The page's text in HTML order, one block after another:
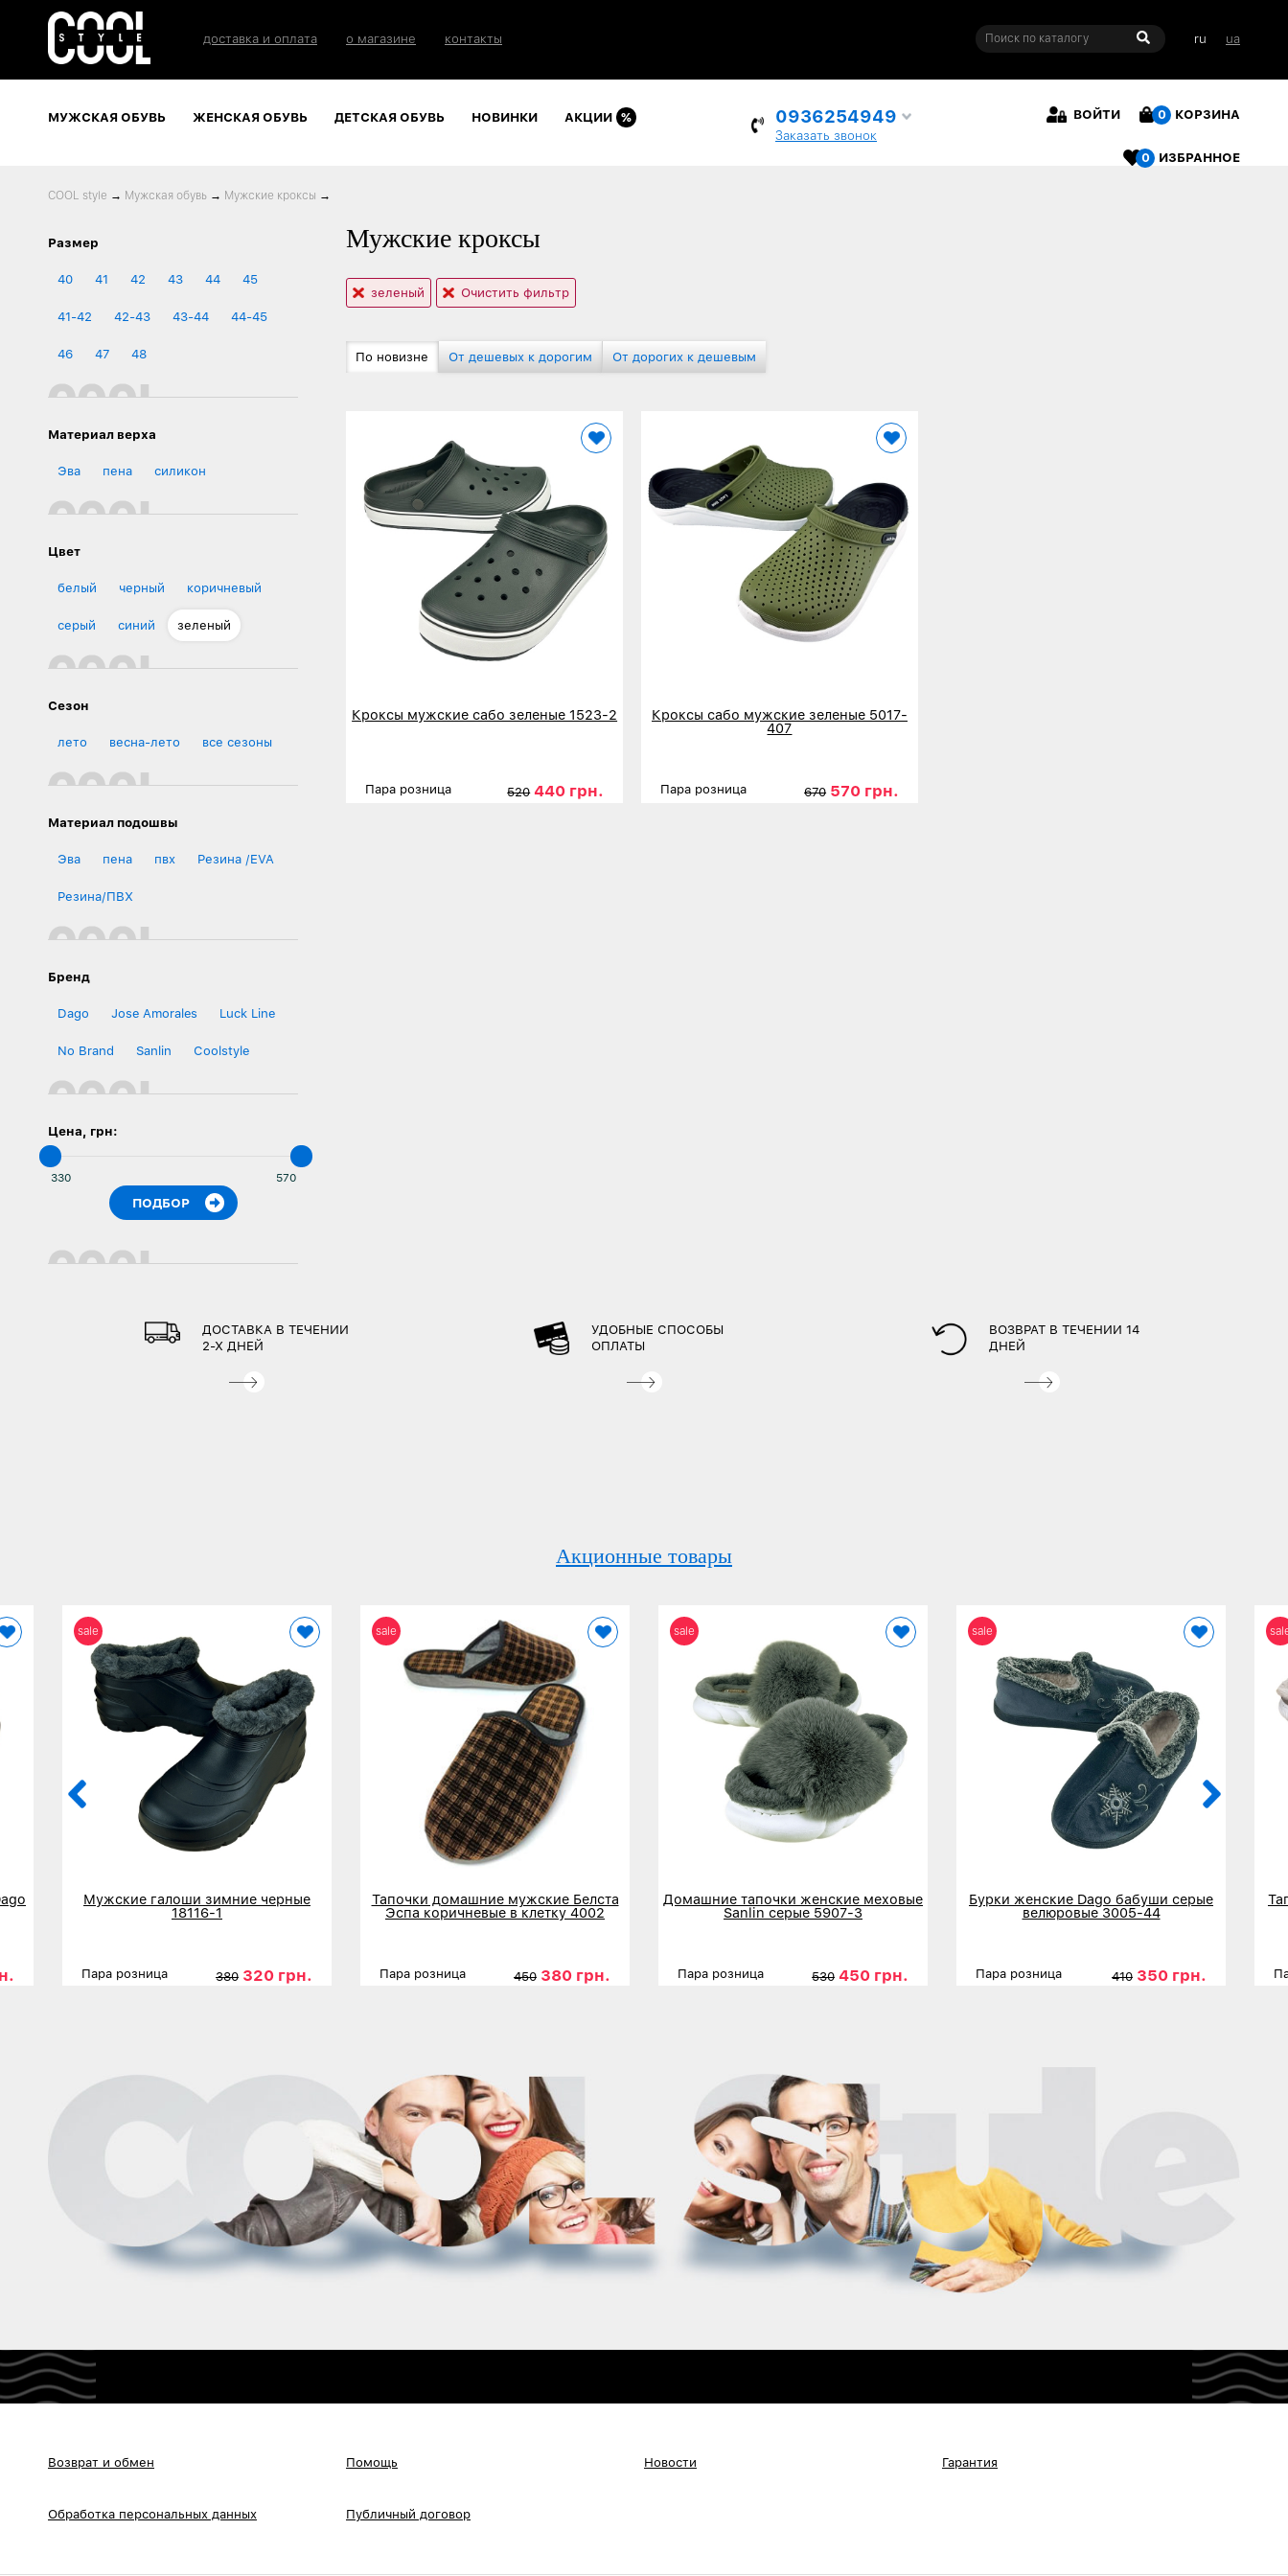
доставка и оплата о магазине контакты ru ua
МУЖСКАЯ ОБУВЬ ЖЕНСКАЯ ОБУВЬ ДЕТСКАЯ ОБУВЬ НОВИНКИ АКЦИИ % 0936254949
Заказать звонок
0 КОРЗИНА
ВОЙТИ
0 ИЗБРАННОЕ
COOL style → Мужская обувь → Мужские кроксы →
Размер
40 41 42 43 44 45
41-42 42-43 43-44 44-45
46 47 48
Материал верха
Эва пена силикон
Цвет
белый черный коричневый
серый синий зеленый
Сезон
лето весна-лето все сезоны
Материал подошвы
Эва пена пвх Резина /EVA
Резина/ПВХ
Бренд
Dago Jose Amorales Luck Line
No Brand Sanlin Сoolstyle
Цена, грн:
Мужские кроксы
зеленый Очистить фильтр
По новизне От дешевых к дорогим От дорогих к дешевым
Кроксы мужские сабо зеленые 1523-2
Пара розница 520 440 грн.
Кроксы сабо мужские зеленые 5017-
407
Пара розница 670 570 грн.
ДОСТАВКА В ТЕЧЕНИИ
2-Х ДНЕЙ
УДОБНЫЕ СПОСОБЫ
ОПЛАТЫ
ВОЗВРАТ В ТЕЧЕНИИ 14
ДНЕЙ
Акционные товары
Мужские галоши зимние черные
18116-1
Пара розница 380 320 грн.
sale
Тапочки домашние мужские Белста
Эспа коричневые в клетку 4002
Пара розница 450 380 грн.
sale
Домашние тапочки женские меховые
Sanlin серые 5907-3
Пара розница 530 450 грн.
sale
Бурки женские Dago бабуши серые
велюровые 3005-44
Пара розница 410 350 грн.
sale
Возврат и обмен Помощь Новости Гарантия
Обработка персональных данных Публичный договор